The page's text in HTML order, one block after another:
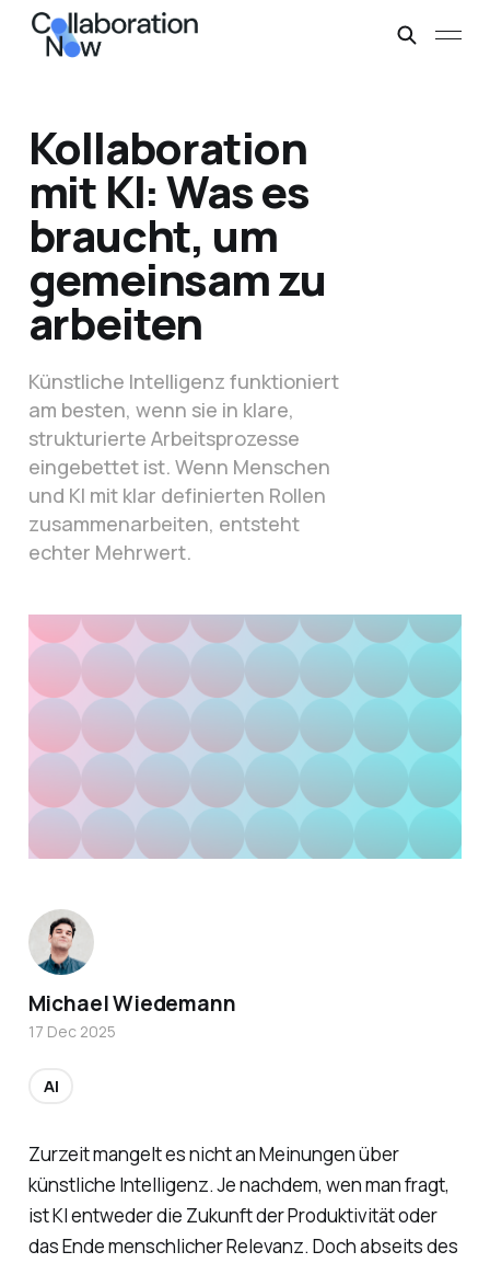
Kollaboration
mit KI: Was es
braucht, um
gemeinsam zu
arbeiten
Künstliche Intelligenz funktioniert
am besten, wenn sie in klare,
strukturierte Arbeitsprozesse
eingebettet ist. Wenn Menschen
und KI mit klar definierten Rollen
zusammenarbeiten, entsteht
echter Mehrwert.
Zurzeit mangelt es nicht an Meinungen über
künstliche Intelligenz. Je nachdem, wen man fragt,
ist KI entweder die Zukunft der Produktivität oder
das Ende menschlicher Relevanz. Doch abseits des
Michael Wiedemann
17 Dec 2025
AI